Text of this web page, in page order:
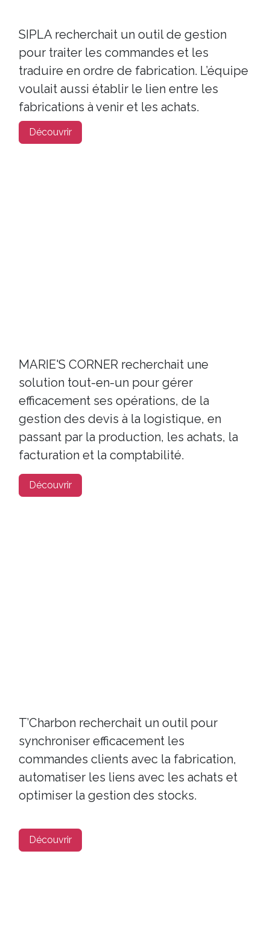
SIPLA recherchait un outil de gestion
pour traiter les commandes et les
traduire en ordre de fabrication. L’équipe
voulait aussi établir le lien entre les
fabrications à venir et les achats.
Découvrir
MARIE'S CORNER recherchait une
solution tout-en-un pour gérer
efficacement ses opérations, de la
gestion des devis à la logistique, en
passant par la production, les achats, la
facturation et la comptabilité.
Découvrir
T’Charbon recherchait un outil pour
synchroniser efficacement les
commandes clients avec la fabrication,
automatiser les liens avec les achats et
optimiser la gestion des stocks.
Découvrir